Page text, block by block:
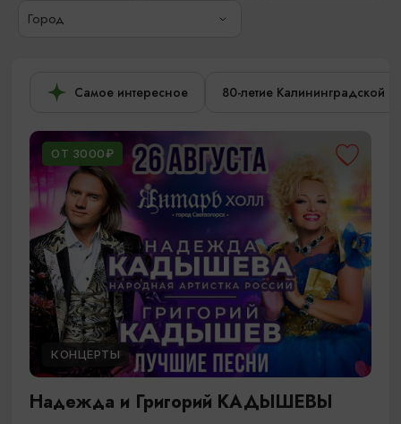
Город
Самое интересное 80-летие Калининградской
ОТ 3000₽
КОНЦЕРТЫ
Надежда и Григорий КАДЫШЕВЫ